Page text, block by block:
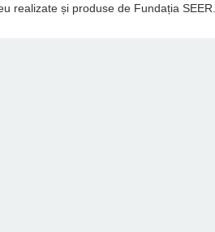
realizate și produse de Fundația